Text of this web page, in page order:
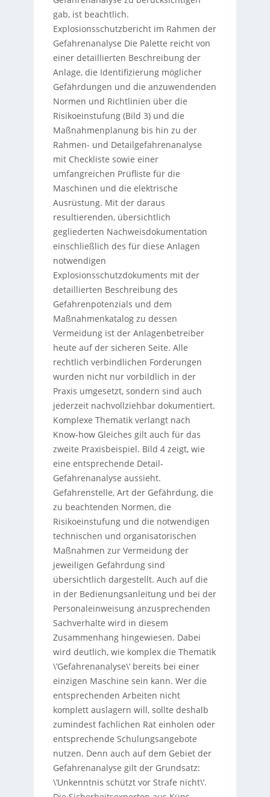
gab, ist beachtlich.
Explosionsschutzbericht im Rahmen der
Gefahrenanalyse Die Palette reicht von
einer detaillierten Beschreibung der
Anlage, die Identifizierung möglicher
Gefährdungen und die anzuwendenden
Normen und Richtlinien über die
Risikoeinstufung (Bild 3) und die
Maßnahmenplanung bis hin zu der
Rahmen- und Detailgefahrenanalyse
mit Checkliste sowie einer
umfangreichen Prüfliste für die
Maschinen und die elektrische
Ausrüstung. Mit der daraus
resultierenden, übersichtlich
gegliederten Nachweisdokumentation
einschließlich des für diese Anlagen
notwendigen
Explosionsschutzdokuments mit der
detaillierten Beschreibung des
Gefahrenpotenzials und dem
Maßnahmenkatalog zu dessen
Vermeidung ist der Anlagenbetreiber
heute auf der sicheren Seite. Alle
rechtlich verbindlichen Forderungen
wurden nicht nur vorbildlich in der
Praxis umgesetzt, sondern sind auch
jederzeit nachvollziehbar dokumentiert.
Komplexe Thematik verlangt nach
Know-how Gleiches gilt auch für das
zweite Praxisbeispiel. Bild 4 zeigt, wie
eine entsprechende Detail-
Gefahrenanalyse aussieht.
Gefahrenstelle, Art der Gefährdung, die
zu beachtenden Normen, die
Risikoeinstufung und die notwendigen
technischen und organisatorischen
Maßnahmen zur Vermeidung der
jeweiligen Gefährdung sind
übersichtlich dargestellt. Auch auf die
in der Bedienungsanleitung und bei der
Personaleinweisung anzusprechenden
Sachverhalte wird in diesem
Zusammenhang hingewiesen. Dabei
wird deutlich, wie komplex die Thematik
\’Gefahrenanalyse\‘ bereits bei einer
einzigen Maschine sein kann. Wer die
entsprechenden Arbeiten nicht
komplett auslagern will, sollte deshalb
zumindest fachlichen Rat einholen oder
entsprechende Schulungsangebote
nutzen. Denn auch auf dem Gebiet der
Gefahrenanalyse gilt der Grundsatz:
\’Unkenntnis schützt vor Strafe nicht\‘.